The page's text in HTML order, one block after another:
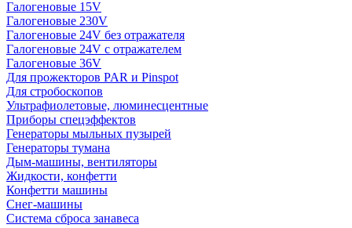
Галогеновые 15V
Галогеновые 230V
Галогеновые 24V без отражателя
Галогеновые 24V с отражателем
Галогеновые 36V
Для прожекторов PAR и Pinspot
Для стробоскопов
Ультрафиолетовые, люминесцентные
Приборы спецэффектов
Генераторы мыльных пузырей
Генераторы тумана
Дым-машины, вентиляторы
Жидкости, конфетти
Конфетти машины
Снег-машины
Система сброса занавеса